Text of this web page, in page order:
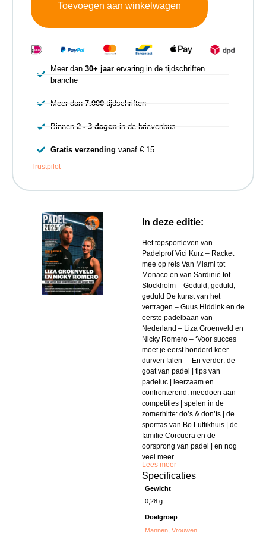
In deze editie:
Het topsportleven van…
Padelprof Vici Kurz – Racket
mee op reis Van Miami tot
Monaco en van Sardinië tot
Stockholm – Geduld, geduld,
geduld De kunst van het
vertragen – Guus Hiddink en de
eerste padelbaan van
Nederland – Liza Groenveld en
Nicky Romero – ‘Voor succes
moet je eerst honderd keer
durven falen’ – En verder: de
goat van padel | tips van
padeluc | leerzaam en
confronterend: meedoen aan
competities | spelen in de
zomerhitte: do’s & don’ts | de
sporttas van Bo Luttikhuis | de
familie Corcuera en de
oorsprong van padel | en nog
veel meer…
Lees meer
Specificaties
Gewicht
0,28 g
Doelgroep
Mannen ,Vrouwen
Toevoegen aan winkelwagen
Meer dan 30+ jaarervaring in de tijdschriften
branche
Meer dan 7.000tijdschriften
Binnen 2 - 3 dagenin de brievenbus
Gratis verzending vanaf € 15
Trustpilot